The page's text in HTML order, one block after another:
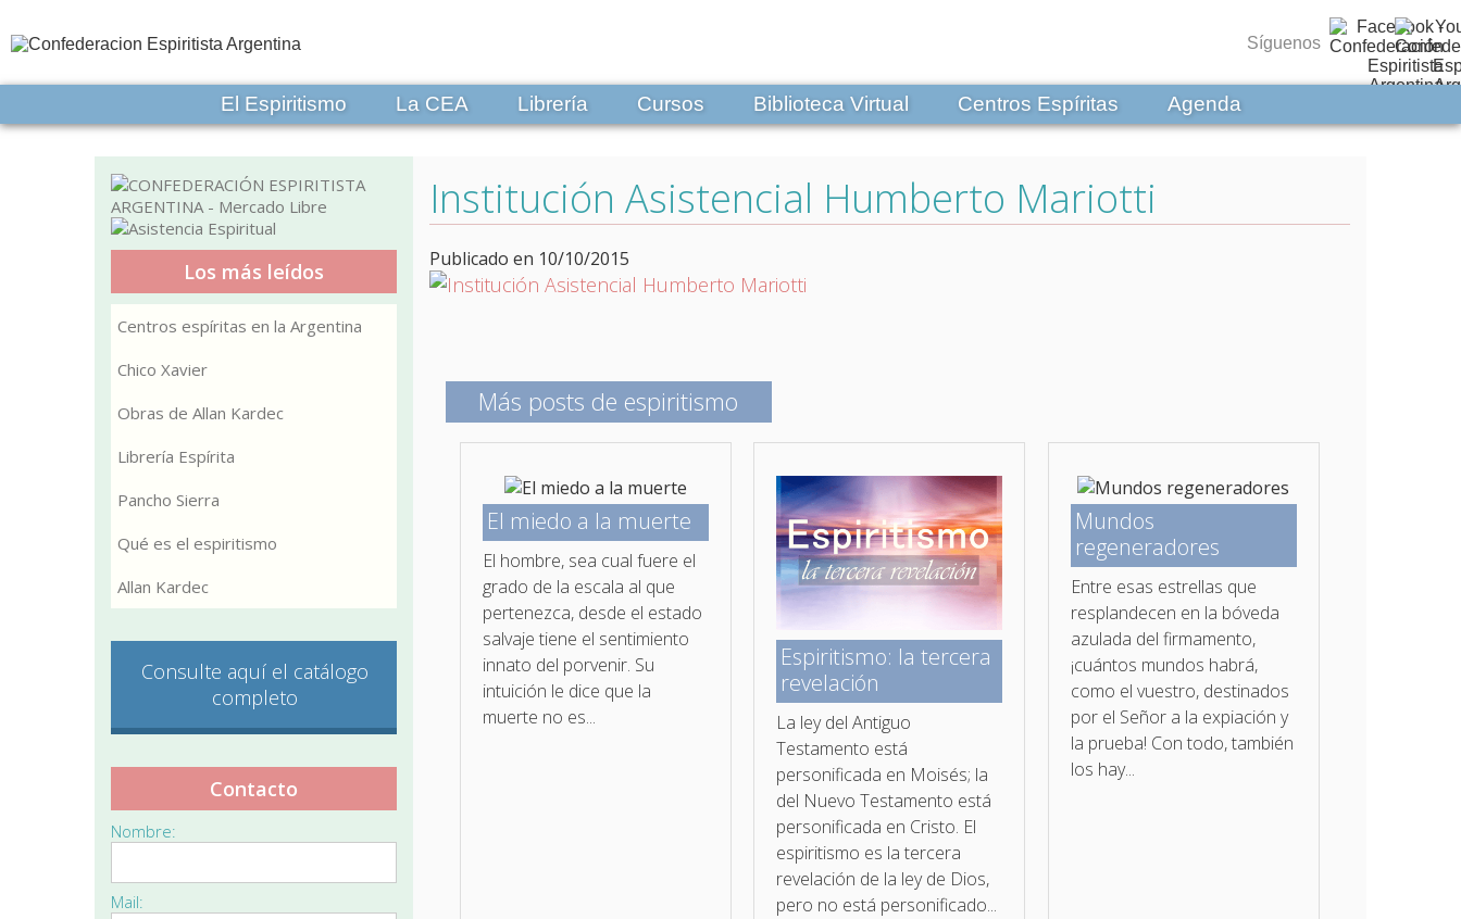
Síguenos
El Espiritismo La CEA Librería Cursos Biblioteca Virtual Centros Espíritas Agenda
Institución Asistencial Humberto Mariotti
Publicado en 10/10/2015
Más posts de espiritismo
El miedo a la muerte
El hombre, sea cual fuere el
grado de la escala al que
pertenezca, desde el estado
salvaje tiene el sentimiento
innato del porvenir. Su
intuición le dice que la
muerte no es...
Espiritismo: la tercera
revelación
La ley del Antiguo
Testamento está
personificada en Moisés; la
del Nuevo Testamento está
personificada en Cristo. El
espiritismo es la tercera
revelación de la ley de Dios,
pero no está personificado...
Mundos
regeneradores
Entre esas estrellas que
resplandecen en la bóveda
azulada del firmamento,
¡cuántos mundos habrá,
como el vuestro, destinados
por el Señor a la expiación y
la prueba! Con todo, también
los hay...
Los más leídos
Centros espíritas en la Argentina
Chico Xavier
Obras de Allan Kardec
Librería Espírita
Pancho Sierra
Qué es el espiritismo
Allan Kardec
Consulte aquí el catálogo
completo
Contacto
Nombre:
Mail: